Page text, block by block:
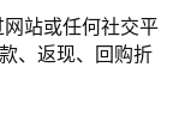
站或任何社交平
、返现、回购折